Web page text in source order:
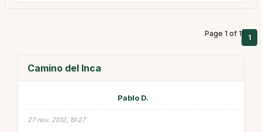
Page 1 of 1 1
Camino del Inca
Pablo D.
27 nov. 2012, 19:27